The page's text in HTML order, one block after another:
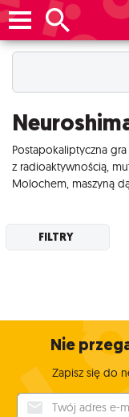
Postapokaliptyczna
z radioaktywnością,
Molochem, maszyną
FILTRY
Nie
Zapisz się do